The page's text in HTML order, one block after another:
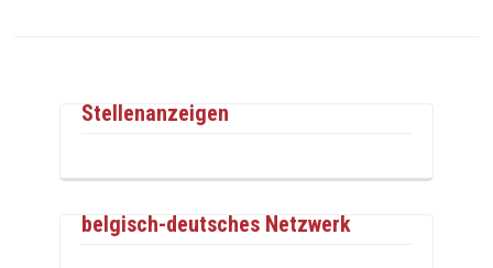
Stellenanzeigen
belgisch-deutsches Netzwerk